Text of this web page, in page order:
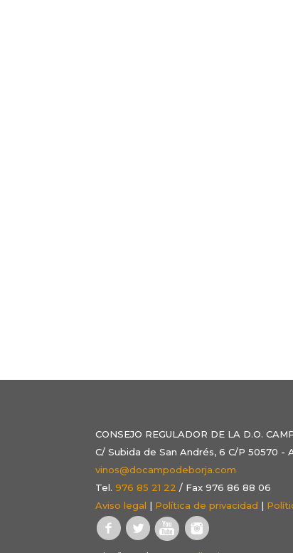
CONSEJO REGULADOR DE LA D.O.
C/ Subida de San Andrés, 6 C/P 50570 -
vinos@docampodeborja.com
Tel.976 85 21 22 / Fax 976 86 88 06
Aviso legal | Política de privacidad |